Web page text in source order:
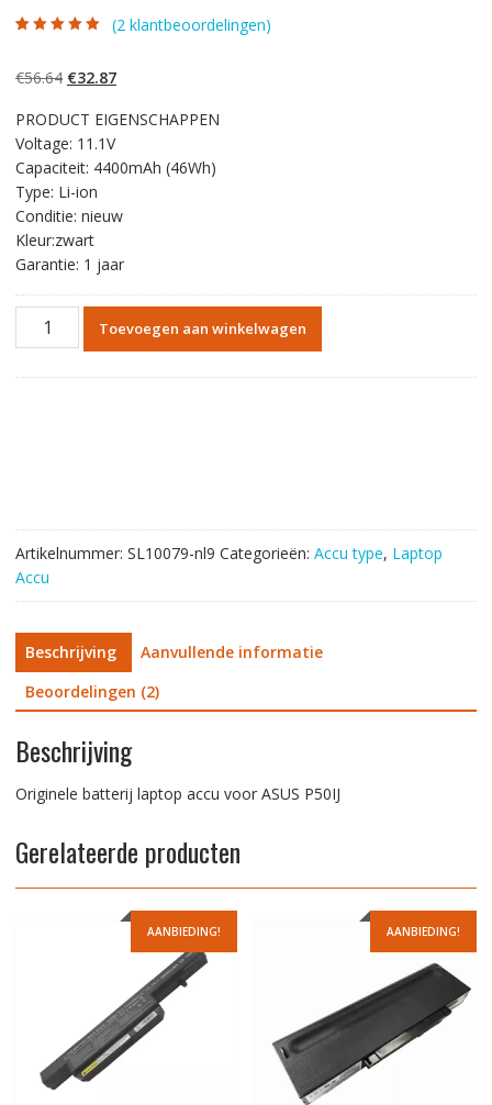
klantbeoordelin
(2klantbeoordelingen)
€56.64 Oorspronkelijke
was:
€56.64.
€32.87Huidige
is:
€32.87.
PRODUCT EIGENSCHAPPEN
Voltage: 11.1V
Capaciteit: 4400mAh (46Wh)
Type: Li-ion
Conditie: nieuw
Kleur:zwart
Garantie: 1 jaar
Originele
batterij
Toevoegen aan winkelwagen
Artikelnummer: SL10079-nl9 Categorieën: Accu type, Laptop
Accu
Beschrijving
Aanvullende informatie
Beoordelingen (2)
Beschrijving
Originele batterij laptop accu voor ASUS P50IJ
Gerelateerde producten
AANBIEDING! AANBIEDING!